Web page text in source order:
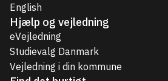
English
Hjælp og vejledning
eVejledning
Studievalg Danmark
Vejledning i din kommune